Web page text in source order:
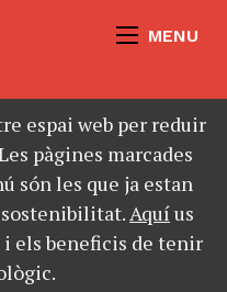
MENU
espai web per reduir
pàgines marcades
són les que ja estan
sostenibilitat.Aquíus
els beneficis de tenir